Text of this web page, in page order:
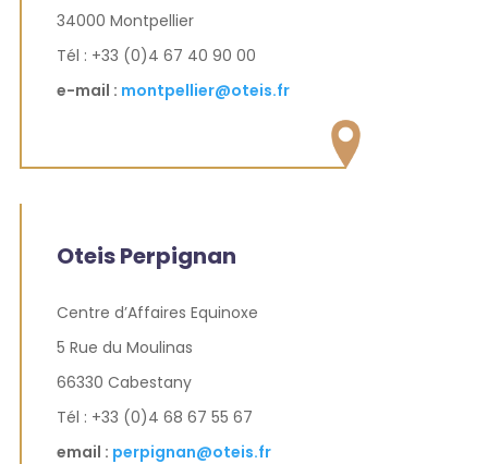
34000 Montpellier
Tél : +33 (0)4 67 40 90 00
e-mail : montpellier@oteis.fr
Oteis Perpignan
Centre d’Affaires Equinoxe
5 Rue du Moulinas
66330 Cabestany
Tél : +33 (0)4 68 67 55 67
email : perpignan@oteis.fr